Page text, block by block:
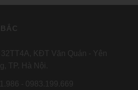
32TT4A, KĐT Văn Quán - Yên
TP. Hà Nội.
- 0983.199.669